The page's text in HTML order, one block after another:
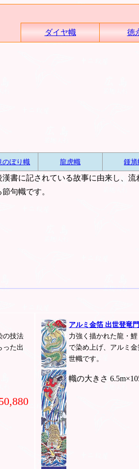
ダイヤ幟 徳
のぼり幟 龍虎幟 鍾馗
書に記されている故事に由来し、
句幟です。
の技法
った出
アルミ金箔 出世登竜
力強く描かれた龍・
で染め上げ、アルミ
世幟です。
幟の大きさ